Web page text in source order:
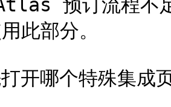
预订流程不
此部分。
开哪个特殊集成